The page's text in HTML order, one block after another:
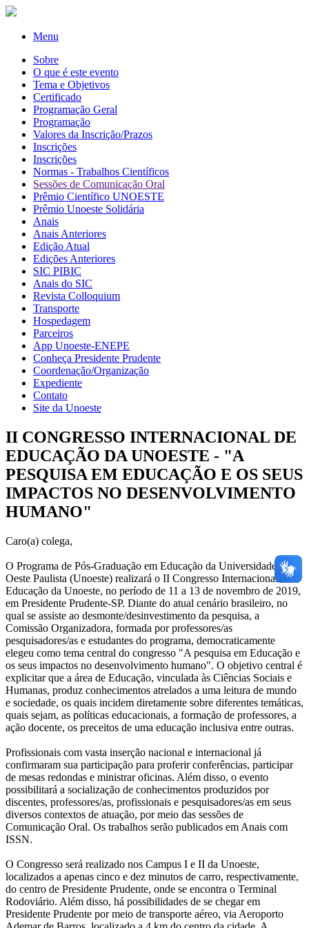
Menu
Sobre
O que é este evento
Tema e Objetivos
Certificado
Programação Geral
Programação
Valores da Inscrição/Prazos
Inscrições
Inscrições
Normas - Trabalhos Científicos
Sessões de Comunicação Oral
Prêmio Científico UNOESTE
Prêmio Unoeste Solidária
Anais
Anais Anteriores
Edição Atual
Edições Anteriores
SIC PIBIC
Anais do SIC
Revista Colloquium
Transporte
Hospedagem
Parceiros
App Unoeste-ENEPE
Conheça Presidente Prudente
Coordenação/Organização
Expediente
Contato
Site da Unoeste
II CONGRESSO INTERNACIONAL DE
EDUCAÇÃO DA UNOESTE - "A
PESQUISA EM EDUCAÇÃO E OS SEUS
IMPACTOS NO DESENVOLVIMENTO
HUMANO"
Caro(a) colega,
O Programa de Pós-Graduação em Educação da Universidade do
Oeste Paulista (Unoeste) realizará o II Congresso Internacional de
Educação da Unoeste, no período de 11 a 13 de novembro de 2019,
em Presidente Prudente-SP. Diante do atual cenário brasileiro, no
qual se assiste ao desmonte/desinvestimento da pesquisa, a
Comissão Organizadora, formada por professores/as
pesquisadores/as e estudantes do programa, democraticamente
elegeu como tema central do congresso "A pesquisa em Educação e
os seus impactos no desenvolvimento humano". O objetivo central é
explicitar que a área de Educação, vinculada às Ciências Sociais e
Humanas, produz conhecimentos atrelados a uma leitura de mundo
e sociedade, os quais incidem diretamente sobre diferentes temáticas,
quais sejam, as políticas educacionais, a formação de professores, a
ação docente, os preceitos de uma educação inclusiva entre outras.
Profissionais com vasta inserção nacional e internacional já
confirmaram sua participação para proferir conferências, participar
de mesas redondas e ministrar oficinas. Além disso, o evento
possibilitará a socialização de conhecimentos produzidos por
discentes, professores/as, profissionais e pesquisadores/as em seus
diversos contextos de atuação, por meio das sessões de
Comunicação Oral. Os trabalhos serão publicados em Anais com
ISSN.
O Congresso será realizado nos Campus I e II da Unoeste,
localizados a apenas cinco e dez minutos de carro, respectivamente,
do centro de Presidente Prudente, onde se encontra o Terminal
Rodoviário. Além disso, há possibilidades de se chegar em
Presidente Prudente por meio de transporte aéreo, via Aeroporto